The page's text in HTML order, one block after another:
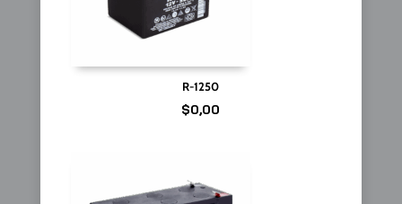
R-1250
$0,00